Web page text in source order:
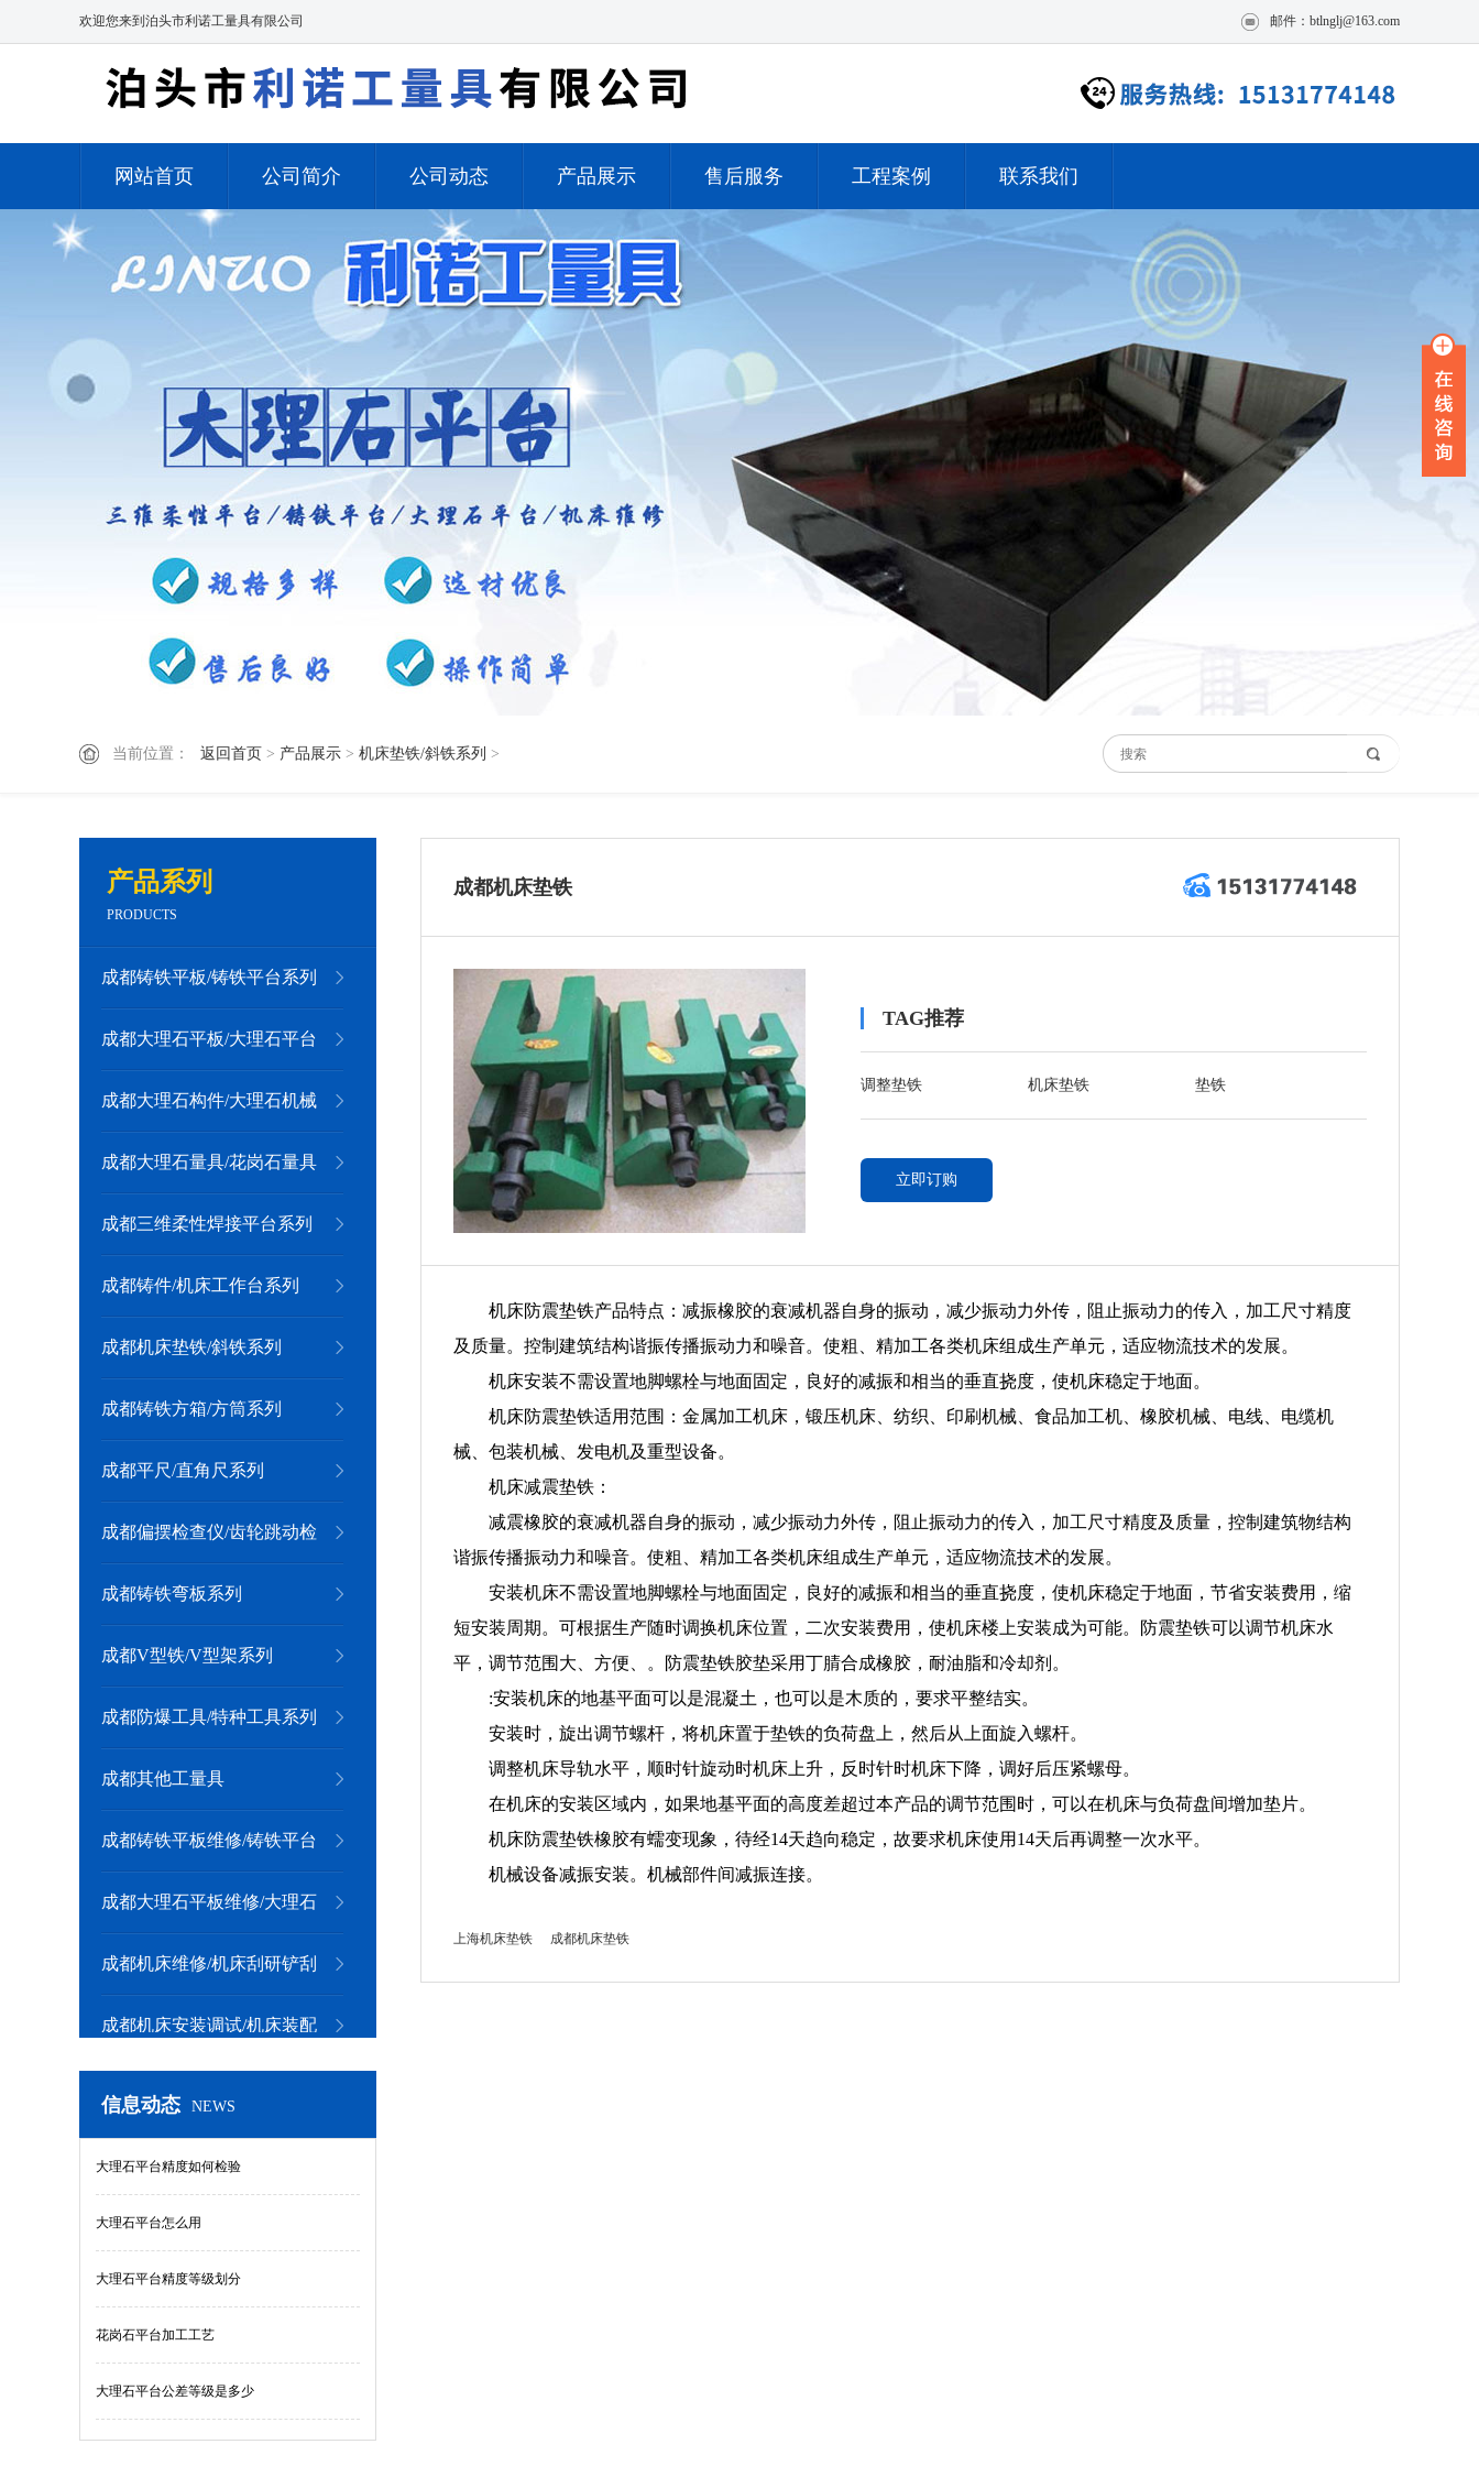
欢迎您来到泊头市利诺工量具有限公司 邮件：btlnglj@163.com
网站首页 公司简介 公司动态 产品展示 售后服务 工程案例 联系我们
当前位置： 返回首页 > 产品展示 > 机床垫铁/斜铁系列 >
产品系列
PRODUCTS
成都铸铁平板/铸铁平台系列
成都大理石平板/大理石平台
系列
成都大理石构件/大理石机械
构件
成都大理石量具/花岗石量具
成都三维柔性焊接平台系列
成都铸件/机床工作台系列
成都机床垫铁/斜铁系列
成都铸铁方箱/方筒系列
成都平尺/直角尺系列
成都偏摆检查仪/齿轮跳动检
查仪系列
成都铸铁弯板系列
成都V型铁/V型架系列
成都防爆工具/特种工具系列
成都其他工量具
成都铸铁平板维修/铸铁平台
维修
成都大理石平板维修/大理石
平台维修
成都机床维修/机床刮研铲刮
铲花
成都机床安装调试/机床装配
信息动态 NEWS
大理石平台精度如何检验
大理石平台怎么用
大理石平台精度等级划分
花岗石平台加工工艺
大理石平台公差等级是多少
成都机床垫铁
TAG推荐
调整垫铁 机床垫铁 垫铁
立即订购
机床防震垫铁产品特点：减振橡胶的衰减机器自身的振动，减少振动力外传，阻止振动力的传入，加工尺寸精度
及质量。控制建筑结构谐振传播振动力和噪音。使粗、精加工各类机床组成生产单元，适应物流技术的发展。
机床安装不需设置地脚螺栓与地面固定，良好的减振和相当的垂直挠度，使机床稳定于地面。
机床防震垫铁适用范围：金属加工机床，锻压机床、纺织、印刷机械、食品加工机、橡胶机械、电线、电缆机
械、包装机械、发电机及重型设备。
机床减震垫铁：
减震橡胶的衰减机器自身的振动，减少振动力外传，阻止振动力的传入，加工尺寸精度及质量，控制建筑物结构
谐振传播振动力和噪音。使粗、精加工各类机床组成生产单元，适应物流技术的发展。
安装机床不需设置地脚螺栓与地面固定，良好的减振和相当的垂直挠度，使机床稳定于地面，节省安装费用，缩
短安装周期。可根据生产随时调换机床位置，二次安装费用，使机床楼上安装成为可能。防震垫铁可以调节机床水
平，调节范围大、方便、。防震垫铁胶垫采用丁腈合成橡胶，耐油脂和冷却剂。
:安装机床的地基平面可以是混凝土，也可以是木质的，要求平整结实。
安装时，旋出调节螺杆，将机床置于垫铁的负荷盘上，然后从上面旋入螺杆。
调整机床导轨水平，顺时针旋动时机床上升，反时针时机床下降，调好后压紧螺母。
在机床的安装区域内，如果地基平面的高度差超过本产品的调节范围时，可以在机床与负荷盘间增加垫片。
机床防震垫铁橡胶有蠕变现象，待经14天趋向稳定，故要求机床使用14天后再调整一次水平。
机械设备减振安装。机械部件间减振连接。
上海机床垫铁 成都机床垫铁